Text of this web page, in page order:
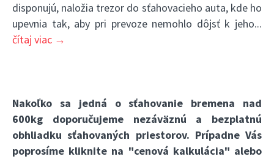
disponujú, naložia trezor do sťahovacieho auta, kde ho
upevnia tak, aby pri prevoze nemohlo dôjsť k jeho...
čítaj viac →
Nakoľko sa jedná o sťahovanie bremena nad
600kg doporučujeme nezáväznú a bezplatnú
obhliadku sťahovaných priestorov. Prípadne Vás
poprosíme kliknite na "cenová kalkulácia" alebo